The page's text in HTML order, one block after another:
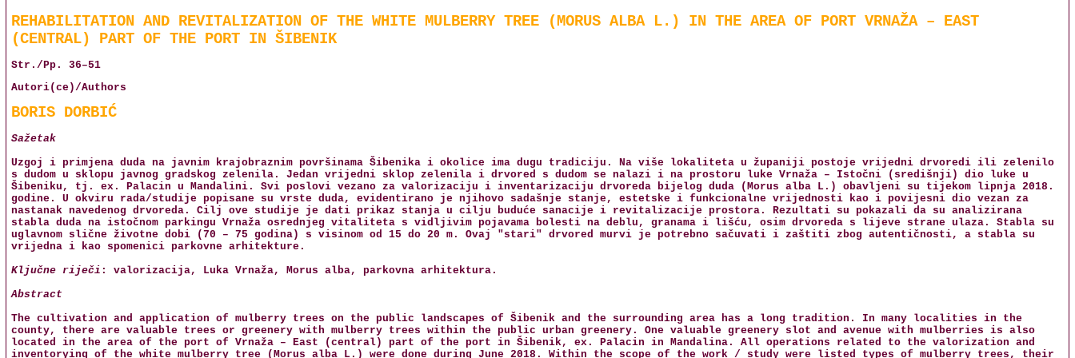
REHABILITATION AND REVITALIZATION OF THE WHITE MULBERRY TREE (MORUS ALBA L.) IN THE AREA OF PORT VRNAŽA – EAST
(CENTRAL) PART OF THE PORT IN ŠIBENIK
Str./Pp. 36–51
Autori(ce)/Authors
BORIS DORBIĆ
Sažetak
Uzgoj i primjena duda na javnim krajobraznim površinama Šibenika i okolice ima dugu tradiciju. Na više lokaliteta u županiji postoje vrijedni drvoredi ili zelenilo
s dudom u sklopu javnog gradskog zelenila. Jedan vrijedni sklop zelenila i drvored s dudom se nalazi i na prostoru luke Vrnaža – Istočni (središnji) dio luke u
Šibeniku, tj. ex. Palacin u Mandalini. Svi poslovi vezano za valorizaciju i inventarizaciju drvoreda bijelog duda (Morus alba L.) obavljeni su tijekom lipnja 2018.
godine. U okviru rada/studije popisane su vrste duda, evidentirano je njihovo sadašnje stanje, estetske i funkcionalne vrijednosti kao i povijesni dio vezan za
nastanak navedenog drvoreda. Cilj ove studije je dati prikaz stanja u cilju buduće sanacije i revitalizacije prostora. Rezultati su pokazali da su analizirana
stabla duda na istočnom parkingu Vrnaža osrednjeg vitaliteta s vidljivim pojavama bolesti na deblu, granama i lišću, osim drvoreda s lijeve strane ulaza. Stabla su
uglavnom slične životne dobi (70 – 75 godina) s visinom od 15 do 20 m. Ovaj "stari" drvored murvi je potrebno sačuvati i zaštiti zbog autentičnosti, a stabla su
vrijedna i kao spomenici parkovne arhitekture.
Ključne riječi : valorizacija, Luka Vrnaža, Morus alba, parkovna arhitektura.
Abstract
The cultivation and application of mulberry trees on the public landscapes of Šibenik and the surrounding area has a long tradition. In many localities in the
county, there are valuable trees or greenery with mulberry trees within the public urban greenery. One valuable greenery slot and avenue with mulberries is also
located in the area of the port of Vrnaža – East (central) part of the port in Šibenik, ex. Palacin in Mandalina. All operations related to the valorization and
inventorying of the white mulberry tree (Morus alba L.) were done during June 2018. Within the scope of the work / study were listed types of mulberry trees, their